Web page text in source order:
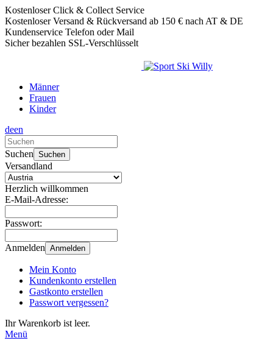
Kostenloser Click & Collect Service
Kostenloser Versand & Rückversand ab 150 € nach AT & DE
Kundenservice Telefon oder Mail
Sicher bezahlen SSL-Verschlüsselt
Männer
Frauen
Kinder
deen
die
nach
oben
unten,
um
das
Suchen Suchen
Versandland
Herzlich willkommen
E-Mail-Adresse:
Passwort:
Anmelden Anmelden
Mein Konto
Kundenkonto erstellen
Gastkonto erstellen
Passwort vergessen?
Ihr Warenkorb ist leer.
Menü